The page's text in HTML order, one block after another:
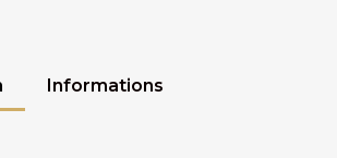
Informations